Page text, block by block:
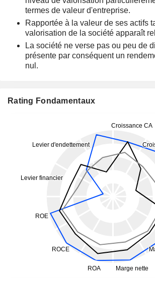
termes de valeur d'entreprise.
Rapportée à la valeur de ses actifs
valorisation de la société apparaît
La société ne verse pas ou peu de
présente par conséquent un
nul.
Rating Fondamentaux